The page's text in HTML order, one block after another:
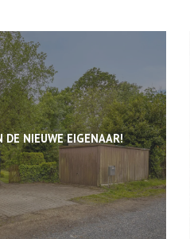
DE NIEUWE EIGENAAR!